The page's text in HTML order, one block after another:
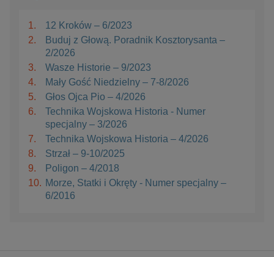
1.
12 Kroków – 6/2023
2.
Buduj z Głową. Poradnik Kosztorysanta –
2/2026
3.
Wasze Historie – 9/2023
4.
Mały Gość Niedzielny – 7-8/2026
5.
Głos Ojca Pio – 4/2026
6.
Technika Wojskowa Historia - Numer
specjalny – 3/2026
7.
Technika Wojskowa Historia – 4/2026
8.
Strzał – 9-10/2025
9.
Poligon – 4/2018
10. Morze, Statki i Okręty - Numer specjalny –
6/2016